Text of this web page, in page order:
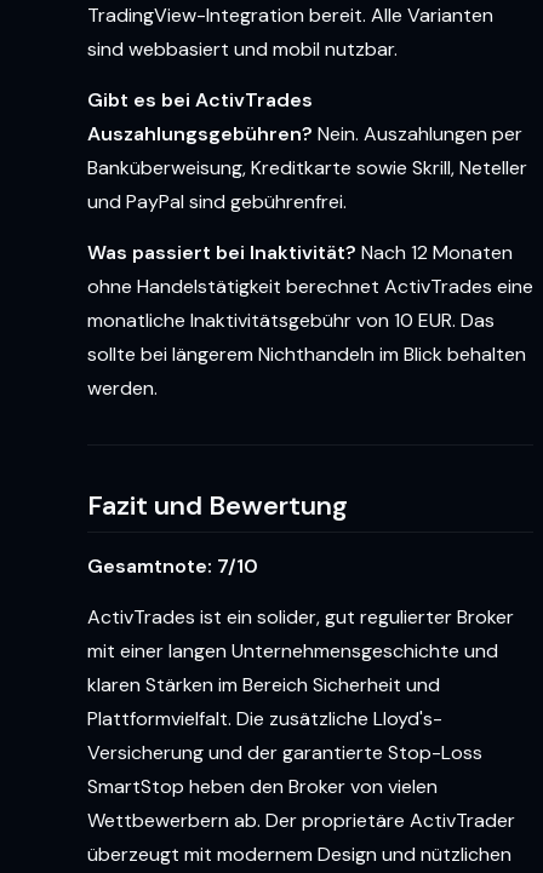
TradingView-Integration bereit. Alle Varianten
sind webbasiert und mobil nutzbar.
Gibt es bei ActivTrades
Auszahlungsgebühren? Nein. Auszahlungen per
Banküberweisung, Kreditkarte sowie Skrill, Neteller
und PayPal sind gebührenfrei.
Was passiert bei Inaktivität? Nach 12 Monaten
ohne Handelstätigkeit berechnet ActivTrades eine
monatliche Inaktivitätsgebühr von 10 EUR. Das
sollte bei längerem Nichthandeln im Blick behalten
werden.
Fazit und Bewertung
Gesamtnote: 7/10
ActivTrades ist ein solider, gut regulierter Broker
mit einer langen Unternehmensgeschichte und
klaren Stärken im Bereich Sicherheit und
Plattformvielfalt. Die zusätzliche Lloyd's-
Versicherung und der garantierte Stop-Loss
SmartStop heben den Broker von vielen
Wettbewerbern ab. Der proprietäre ActivTrader
überzeugt mit modernem Design und nützlichen